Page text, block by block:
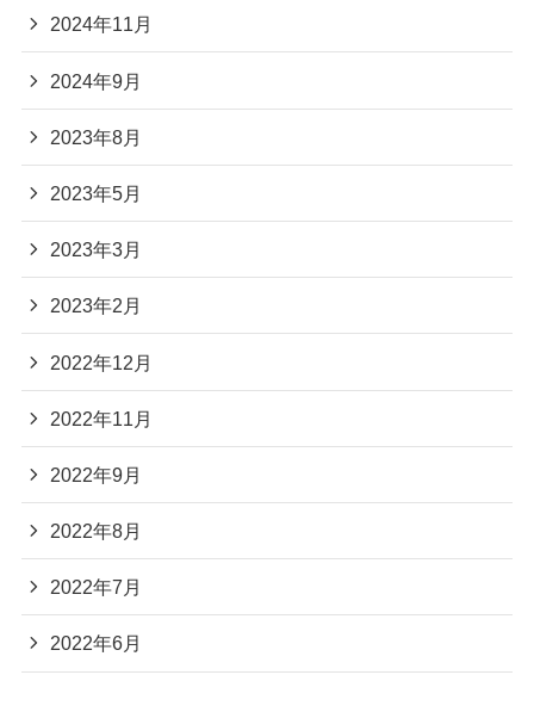
2024年11月
2024年9月
2023年8月
2023年5月
2023年3月
2023年2月
2022年12月
2022年11月
2022年9月
2022年8月
2022年7月
2022年6月